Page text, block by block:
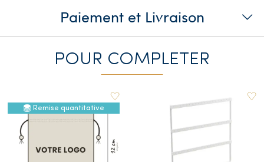
Paiement et Livraison
POUR COMPLETER
Remise quantitative